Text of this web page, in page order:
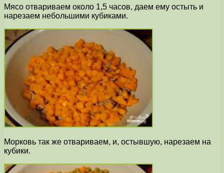
Мясо отвариваем около 1,5 часов, даем ему остыть и
нарезаем небольшими кубиками.
Морковь так же отвариваем, и, остывшую, нарезаем на
кубики.